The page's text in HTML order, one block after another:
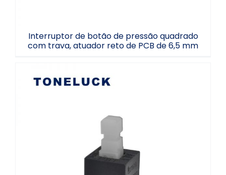
Interruptor de botão de pressão quadrado
com trava, atuador reto de PCB de 6,5 mm
Atuador de botão de pressão de 4
terminais 2P1T com travamento